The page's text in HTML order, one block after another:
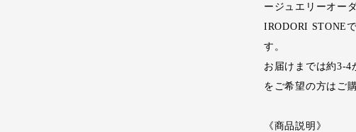
ージュエリーオー
IRODORI STONE
す。
お届けまでは約3-4
をご希望の方はご
《商品説明》